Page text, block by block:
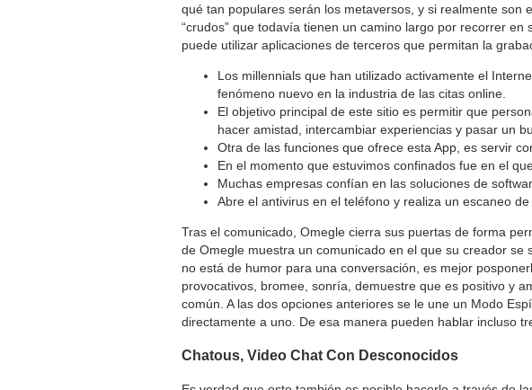
qué tan populares serán los metaversos, y si realmente
“crudos” que todavía tienen un camino largo por recorrer
puede utilizar aplicaciones de terceros que permitan la
Los millennials que han utilizado activamente el
fenómeno nuevo en la industria de las citas online.
El objetivo principal de este sitio es permitir que
hacer amistad, intercambiar experiencias y pasar un
Otra de las funciones que ofrece esta App, es servir
En el momento que estuvimos confinados fue en el
Muchas empresas confían en las soluciones de
Abre el antivirus en el teléfono y realiza un escaneo
Tras el comunicado, Omegle cierra sus puertas de forma
de Omegle muestra un comunicado en el que su creador se
no está de humor para una conversación, es mejor
provocativos, bromee, sonría, demuestre que es positivo y
común. A las dos opciones anteriores se le une un Modo
directamente a uno. De esa manera pueden hablar incluso
Chatous, Video Chat Con Desconocidos